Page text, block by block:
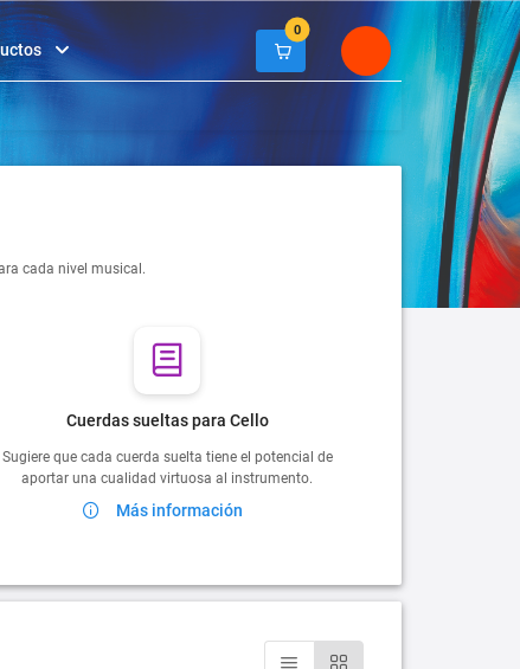
0
cada nivel musical.
Cuerdas sueltas para Cello
Sugiere que cada cuerda suelta tiene el potencial de
aportar una cualidad virtuosa al instrumento.
Más información